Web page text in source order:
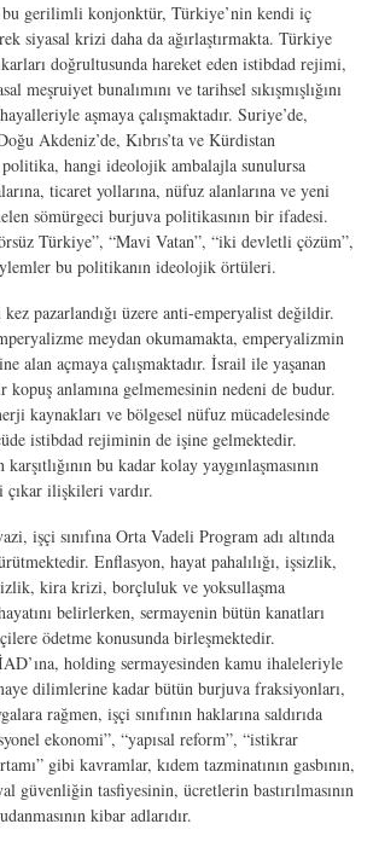
bu gerilimli konjonktür, Türkiye’nin kendi iç
siyasal krizi daha da ağırlaştırmakta. Türkiye
doğrultusunda hareket eden istibdad rejimi,
meşruiyet bunalımını ve tarihsel sıkışmışlığını
aşmaya çalışmaktadır. Suriye’de,
Akdeniz’de, Kıbrıs’ta ve Kürdistan
politika, hangi ideolojik ambalajla sunulursa
ticaret yollarına, nüfuz alanlarına ve yeni
sömürgeci burjuva politikasının bir ifadesi.
Türkiye”, “Mavi Vatan”, “iki devletli çözüm”,
bu politikanın ideolojik örtüleri.
kez pazarlandığı üzere anti-emperyalist değildir.
meydan okumamakta, emperyalizmin
alan açmaya çalışmaktadır. İsrail ile yaşanan
anlamına gelmemesinin nedeni de budur.
kaynakları ve bölgesel nüfuz mücadelesinde
istibdad rejiminin de işine gelmektedir.
bu kadar kolay yaygınlaşmasının
çıkar ilişkileri vardır.
işçi sınıfına Orta Vadeli Program adı altında
Enflasyon, hayat pahalılığı, işsizlik,
kira krizi, borçluluk ve yoksullaşma
belirlerken, sermayenin bütün kanatları
ödetme konusunda birleşmektedir.
holding sermayesinden kamu ihaleleriyle
dilimlerine kadar bütün burjuva fraksiyonları,
rağmen, işçi sınıfının haklarına saldırıda
ekonomi”, “yapısal reform”, “istikrar
gibi kavramlar, kıdem tazminatının gasbının,
güvenliğin tasfiyesinin, ücretlerin bastırılmasının
kibar adlarıdır.